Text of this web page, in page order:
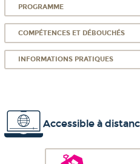
PROGRAMME
COMPÉTENCES ET DÉBOUCHÉS
INFORMATIONS PRATIQUES
Accessible à